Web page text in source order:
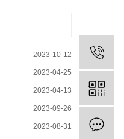
2023-10-12
2023-04-25
2023-04-13
2023-09-26
2023-08-31